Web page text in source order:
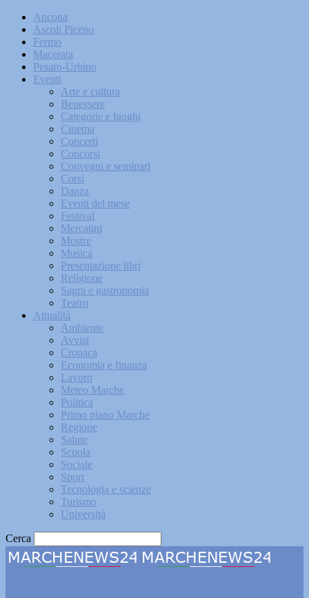
Ancona
Ascoli Piceno
Fermo
Macerata
Pesaro-Urbino
Eventi
Arte e cultura
Benessere
Categorie e luoghi
Cinema
Concerti
Concorsi
Convegni e seminari
Corsi
Danza
Eventi del mese
Festival
Mercatini
Mostre
Musica
Presentazione libri
Religione
Sagra e gastronomia
Teatro
Attualità
Ambiente
Avvisi
Cronaca
Economia e finanza
Lavoro
Meteo Marche
Politica
Primo piano Marche
Regione
Salute
Scuola
Sociale
Sport
Tecnologia e scienze
Turismo
Università
Cerca